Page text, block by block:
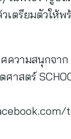
เตรียมตัวให้พ
วามสนุกจาก
าสตร์